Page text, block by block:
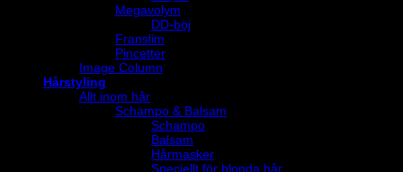
Megavolym
DD-böj
Franslim
Pincetter
Image Column
Hårstyling
Allt inom hår
Schampo & Balsam
Schampo
Balsam
Hårmasker
Speciellt för blonda hår